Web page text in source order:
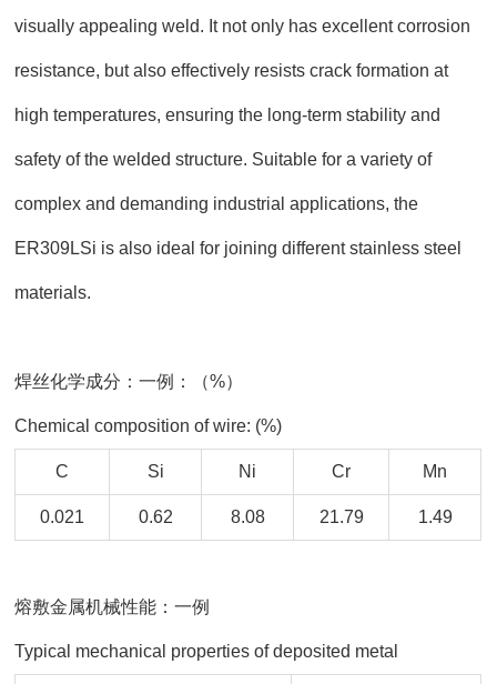
visually appealing weld. It not only has excellent corrosion
resistance, but also effectively resists crack formation at
high temperatures, ensuring the long-term stability and
safety of the welded structure. Suitable for a variety of
complex and demanding industrial applications, the
ER309LSi is also ideal for joining different stainless steel
materials.
焊丝化学成分：一例：（%）
Chemical composition of wire: (%)
C Si Ni Cr Mn
0.021 0.62 8.08 21.79 1.49
熔敷金属机械性能：一例
Typical mechanical properties of deposited metal